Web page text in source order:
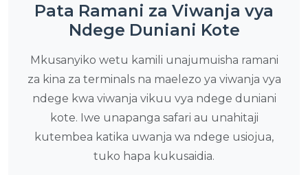
Pata Ramani za Viwanja vya
Ndege Duniani Kote
Mkusanyiko wetu kamili unajumuisha ramani
za kina za terminals na maelezo ya viwanja vya
ndege kwa viwanja vikuu vya ndege duniani
kote. Iwe unapanga safari au unahitaji
kutembea katika uwanja wa ndege usiojua,
tuko hapa kukusaidia.